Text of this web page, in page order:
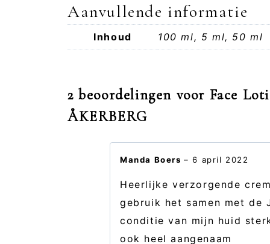
Aanvullende informatie
Inhoud 100 ml, 5 ml, 50 ml
2 beoordelingen voor Face
ÅKERBERG
Manda Boers– 6 april 2022
Heerlijke verzorgende
gebruik het samen met
conditie van mijn huid
ook heel aangenaam